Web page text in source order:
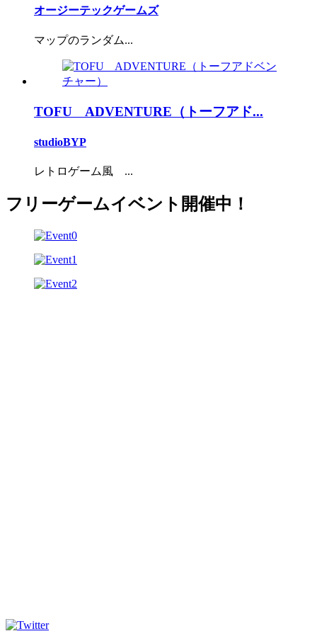
オージーテックゲームズ
マップのランダム...
TOFU ADVENTURE（トーフアド...
studioBYP
レトロゲーム風 ...
フリーゲームイベント開催中！